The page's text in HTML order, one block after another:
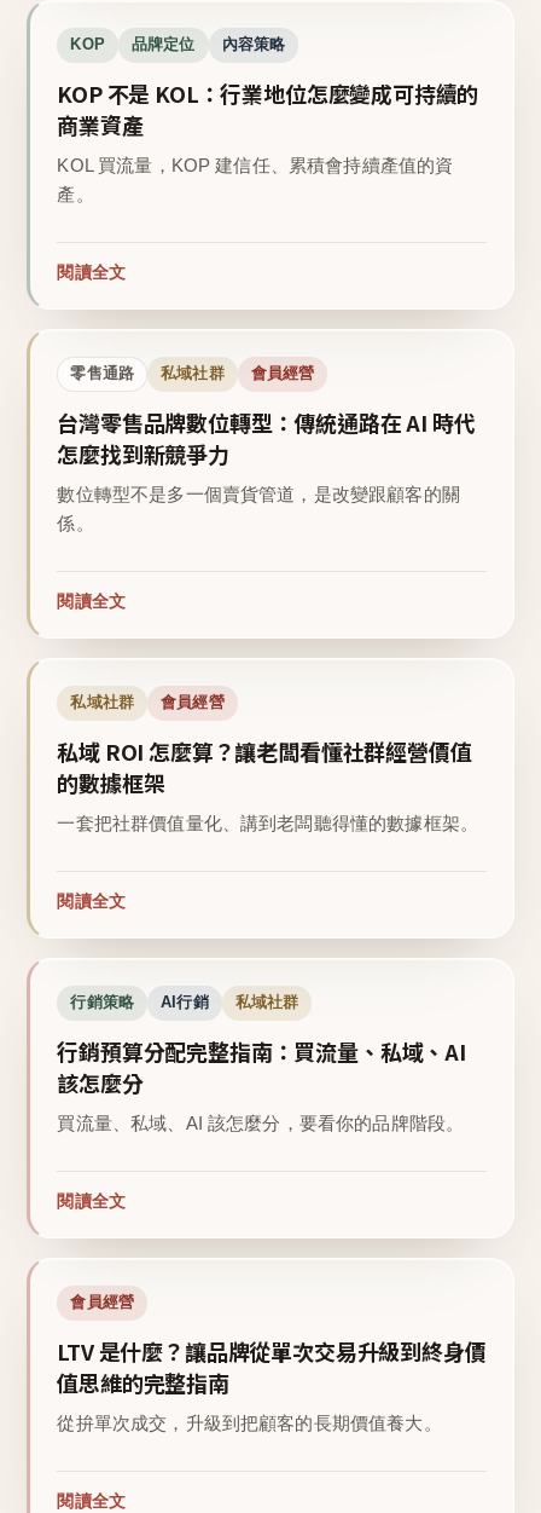
KOP 品牌定位 內容策略
KOP 不是 KOL：行業地位怎麼變成可持續的
商業資產
KOL 買流量，KOP 建信任、累積會持續產值的資
產。
閱讀全文
零售通路 私域社群 會員經營
台灣零售品牌數位轉型：傳統通路在 AI 時代
怎麼找到新競爭力
數位轉型不是多一個賣貨管道，是改變跟顧客的關
係。
閱讀全文
私域社群 會員經營
私域 ROI 怎麼算？讓老闆看懂社群經營價值
的數據框架
一套把社群價值量化、講到老闆聽得懂的數據框架。
閱讀全文
行銷策略 AI行銷 私域社群
行銷預算分配完整指南：買流量、私域、AI
該怎麼分
買流量、私域、AI 該怎麼分，要看你的品牌階段。
閱讀全文
會員經營
LTV 是什麼？讓品牌從單次交易升級到終身價
值思維的完整指南
從拚單次成交，升級到把顧客的長期價值養大。
閱讀全文